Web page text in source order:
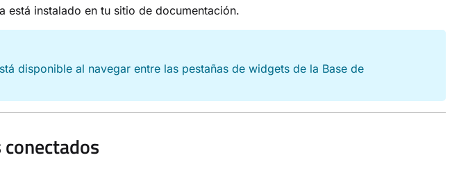
está instalado en tu sitio de documentación.
disponible al navegar entre las pestañas de widgets de la Base de